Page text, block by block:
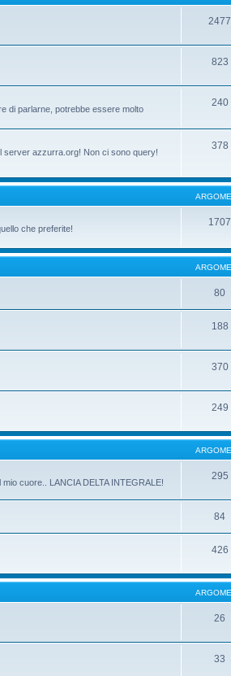
2477
823
di parlarne, potrebbe essere molto
240
server azzurra.org! Non ci sono query!
378
che preferite!
1707
80
188
370
249
cuore.. LANCIA DELTA INTEGRALE!
295
84
426
26
33